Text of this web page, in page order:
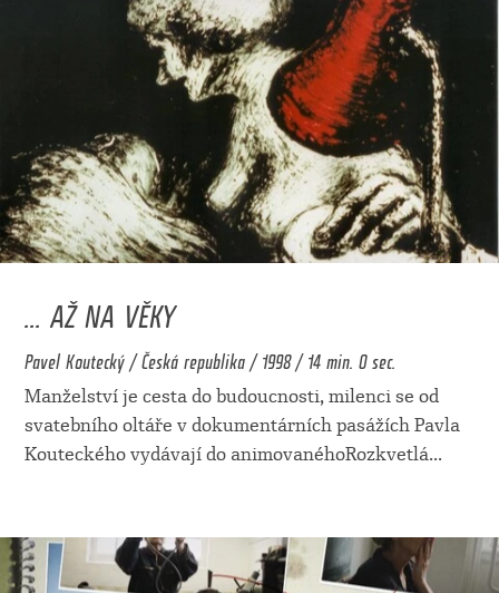
... AŽ NA VĚKY
Pavel Koutecký / Česká republika / 1998 / 14 min. 0 sec.
Manželství je cesta do budoucnosti, milenci se od
svatebního oltáře v dokumentárních pasážích Pavla
Kouteckého vydávají do animovanéhoRozkvetlá...